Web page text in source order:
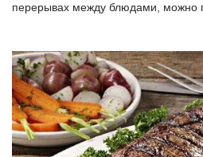
перерывах между блюдами, можно